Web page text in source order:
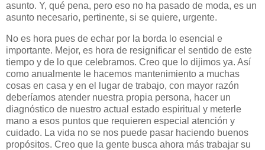
asunto. Y, qué pena, pero eso no ha pasado de moda, es un
asunto necesario, pertinente, si se quiere, urgente.
No es hora pues de echar por la borda lo esencial e
importante. Mejor, es hora de resignificar el sentido de este
tiempo y de lo que celebramos. Creo que lo dijimos ya. Así
como anualmente le hacemos mantenimiento a muchas
cosas en casa y en el lugar de trabajo, con mayor razón
deberíamos atender nuestra propia persona, hacer un
diagnóstico de nuestro actual estado espiritual y meterle
mano a esos puntos que requieren especial atención y
cuidado. La vida no se nos puede pasar haciendo buenos
propósitos. Creo que la gente busca ahora más trabajar su